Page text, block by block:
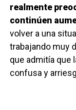
realmente
continúen
volver a una
trabajando muy
que admitía que
confusa y